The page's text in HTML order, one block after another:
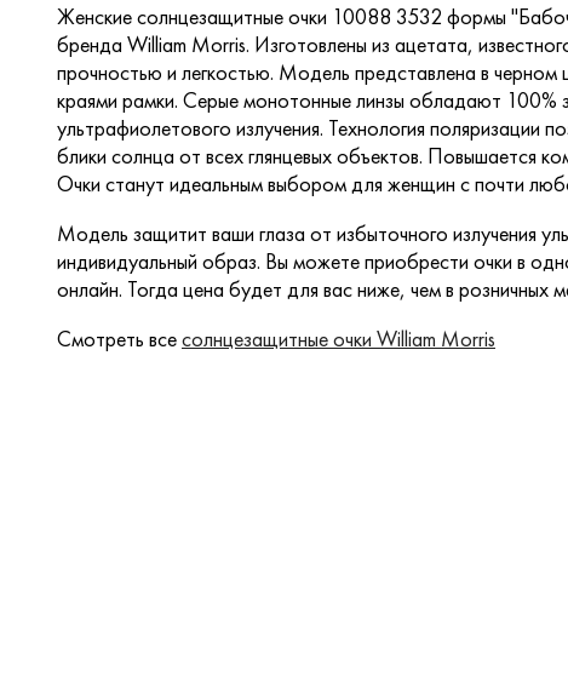
Женские солнцезащитные очки 10088 3532 формы
бренда William Morris. Изготовлены из ацетата,
прочностью и легкостью. Модель представлена в
краями рамки. Серые монотонные линзы обладают 100%
ультрафиолетового излучения. Технология поляризации
блики солнца от всех глянцевых объектов. Повышается
Очки станут идеальным выбором для женщин с почти
Модель защитит ваши глаза от избыточного излучения
индивидуальный образ. Вы можете приобрести очки в
онлайн. Тогда цена будет для вас ниже, чем в розничных
Смотреть всесолнцезащитные очки William Morris